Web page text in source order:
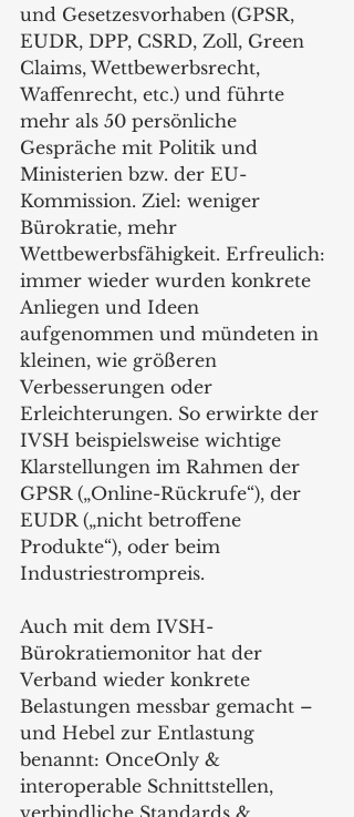
und Gesetzesvorhaben (GPSR,
EUDR, DPP, CSRD, Zoll, Green
Claims, Wettbewerbsrecht,
Waffenrecht, etc.) und führte
mehr als 50 persönliche
Gespräche mit Politik und
Ministerien bzw. der EU-
Kommission. Ziel: weniger
Bürokratie, mehr
Wettbewerbsfähigkeit. Erfreulich:
immer wieder wurden konkrete
Anliegen und Ideen
aufgenommen und mündeten in
kleinen, wie größeren
Verbesserungen oder
Erleichterungen. So erwirkte der
IVSH beispielsweise wichtige
Klarstellungen im Rahmen der
GPSR („Online-Rückrufe“), der
EUDR („nicht betroffene
Produkte“), oder beim
Industriestrompreis.
Auch mit dem IVSH-
Bürokratiemonitor hat der
Verband wieder konkrete
Belastungen messbar gemacht –
und Hebel zur Entlastung
benannt: OnceOnly &
interoperable Schnittstellen,
verbindliche Standards &